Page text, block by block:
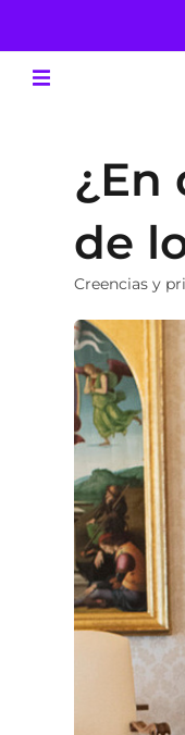
¿En
de
Creencias y